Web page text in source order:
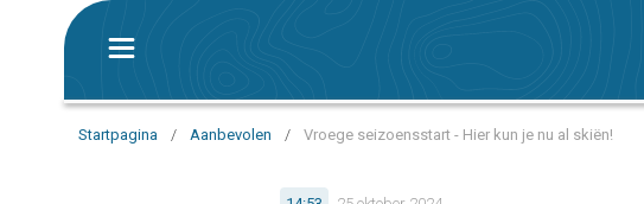
Startpagina / Aanbevolen / Vroege seizoensstart - Hier kun je nu al skiën!